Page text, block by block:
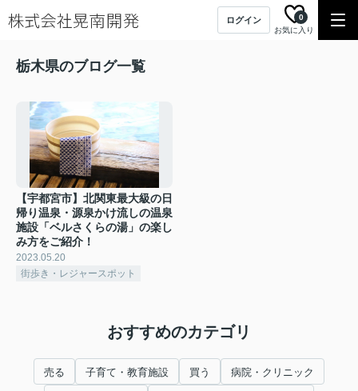
ログイン
お気に入り
0
栃木県のブログ一覧
【宇都宮市】北関東最大級の日
帰り温泉・源泉かけ流しの温泉
施設「ベルさくらの湯」の楽し
み方をご紹介！
2023.05.20
街歩き・レジャースポット
おすすめのカテゴリ
売る 子育て・教育施設 買う 病院・クリニック